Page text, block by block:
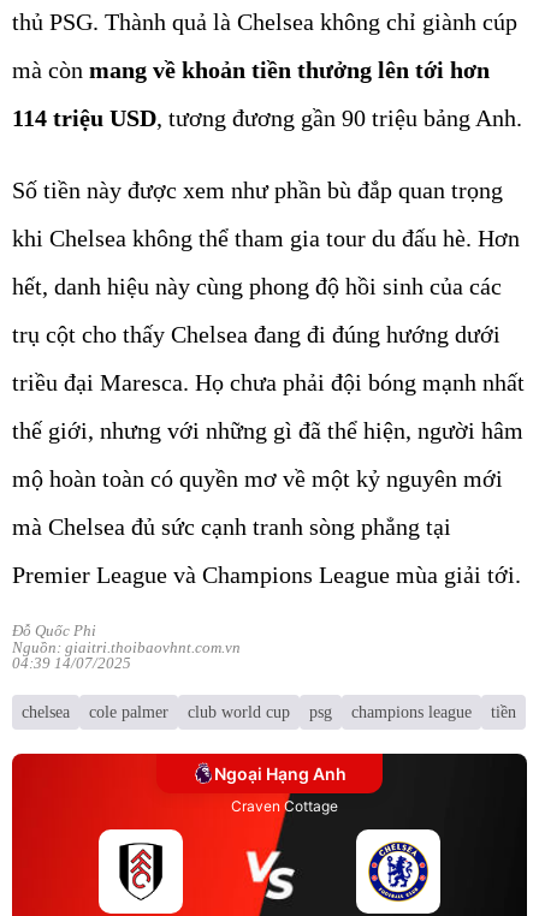
thủ PSG. Thành quả là Chelsea không chỉ giành cúp
mà còn mang về khoản tiền thưởng lên tới hơn
114 triệu USD, tương đương gần 90 triệu bảng Anh.
Số tiền này được xem như phần bù đắp quan trọng
khi Chelsea không thể tham gia tour du đấu hè. Hơn
hết, danh hiệu này cùng phong độ hồi sinh của các
trụ cột cho thấy Chelsea đang đi đúng hướng dưới
triều đại Maresca. Họ chưa phải đội bóng mạnh nhất
thế giới, nhưng với những gì đã thể hiện, người hâm
mộ hoàn toàn có quyền mơ về một kỷ nguyên mới
mà Chelsea đủ sức cạnh tranh sòng phẳng tại
Premier League và Champions League mùa giải tới.
Đỗ Quốc Phi
Nguồn: giaitri.thoibaovhnt.com.vn
04:39 14/07/2025
chelsea cole palmer club world cup psg champions league tiền
Ngoại Hạng Anh
Craven Cottage